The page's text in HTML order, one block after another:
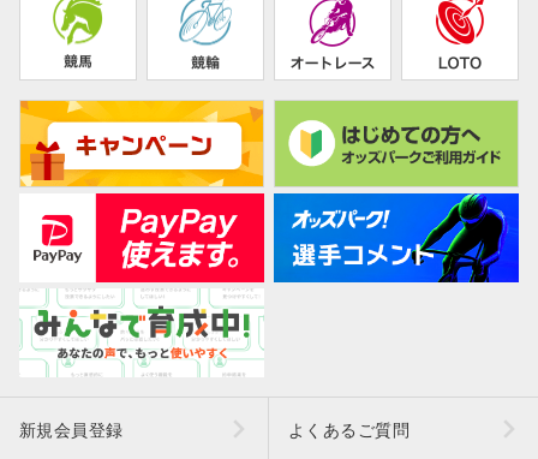
新規会員登録 よくあるご質問